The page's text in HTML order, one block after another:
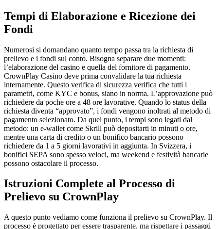
Tempi di Elaborazione e Ricezione dei
Fondi
Numerosi si domandano quanto tempo passa tra la richiesta di
prelievo e i fondi sul conto. Bisogna separare due momenti:
l’elaborazione del casino e quella del fornitore di pagamento.
CrownPlay Casino deve prima convalidare la tua richiesta
internamente. Questo verifica di sicurezza verifica che tutti i
parametri, come KYC e bonus, siano in norma. L’approvazione può
richiedere da poche ore a 48 ore lavorative. Quando lo status della
richiesta diventa “approvato”, i fondi vengono inoltrati al metodo di
pagamento selezionato. Da quel punto, i tempi sono legati dal
metodo: un e-wallet come Skrill può depositarti in minuti o ore,
mentre una carta di credito o un bonifico bancario possono
richiedere da 1 a 5 giorni lavorativi in aggiunta. In Svizzera, i
bonifici SEPA sono spesso veloci, ma weekend e festività bancarie
possono ostacolare il processo.
Istruzioni Complete al Processo di
Prelievo su CrownPlay
A questo punto vediamo come funziona il prelievo su CrownPlay. Il
processo è progettato per essere trasparente, ma rispettare i passaggi